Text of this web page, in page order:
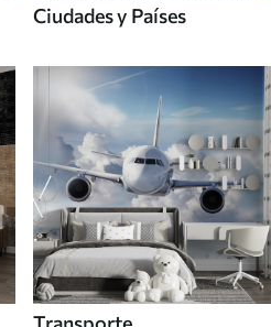
Ciudades y Países